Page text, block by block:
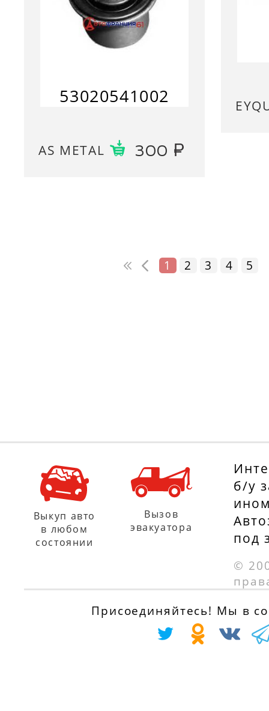
53020541002
AS METAL 300
1 2 3 4 5
б/у
под
©
Выкуп авто
в любом
состоянии
Вызов
эвакуатора
Присоединяйтесь! Мы в